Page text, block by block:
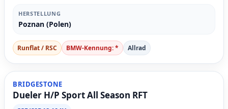
HERSTELLUNG
Poznan (Polen)
Runflat / RSC BMW-Kennung: * Allrad
BRIDGESTONE
Dueler H/P Sport All Season RFT